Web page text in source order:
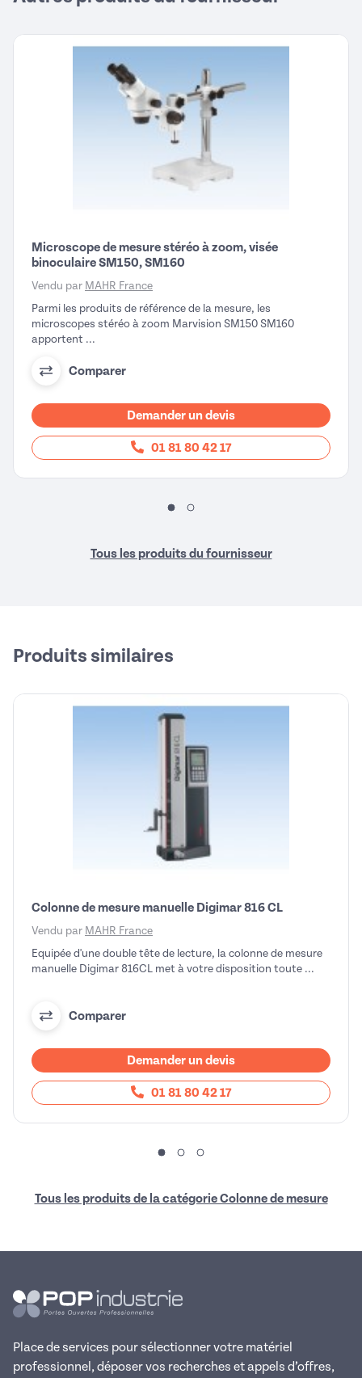
Microscope de mesure stéréo à zoom, visée
binoculaire SM150, SM160
Vendu par MAHR France
Parmi les produits de référence de la mesure, les
microscopes stéréo à zoom Marvision SM150 SM160
apportent ...
Comparer
Demander un devis
01 81 80 42 17
Tous les produits du fournisseur
Produits similaires
Colonne de mesure manuelle Digimar 816 CL
Vendu par MAHR France
Equipée d'une double tête de lecture, la colonne de mesure
manuelle Digimar 816CL met à votre disposition toute ...
Comparer
Demander un devis
01 81 80 42 17
Tous les produits de la catégorie Colonne de mesure
Place de services pour sélectionner votre matériel
professionnel, déposer vos recherches et appels d’offres,